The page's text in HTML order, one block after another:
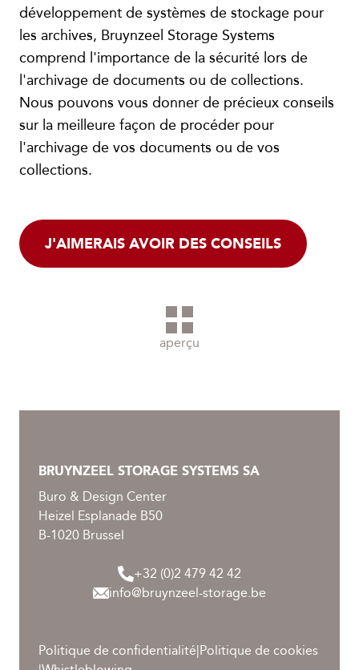
développement de systèmes de stockage pour
les archives, Bruynzeel Storage Systems
comprend l'importance de la sécurité lors de
l'archivage de documents ou de collections.
Nous pouvons vous donner de précieux conseils
sur la meilleure façon de procéder pour
l'archivage de vos documents ou de vos
collections.
J'AIMERAIS AVOIR DES CONSEILS
aperçu
BRUYNZEEL STORAGE SYSTEMS SA
Buro & Design Center
Heizel Esplanade B50
B-1020 Brussel
+32 (0)2 479 42 42
info@bruynzeel-storage.be
Politique de confidentialité|Politique de cookies